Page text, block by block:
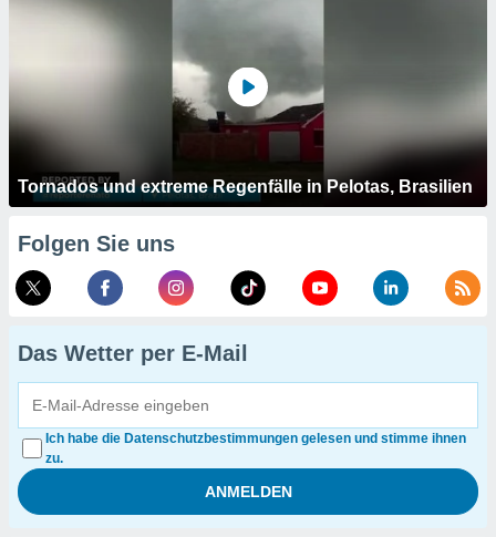
Tornados und extreme Regenfälle in Pelotas, Brasilien
Folgen Sie uns
Das Wetter per E-Mail
Ich habe die Datenschutzbestimmungen gelesen und stimme ihnen
zu.